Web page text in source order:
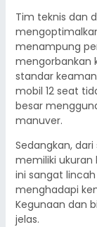
Tim teknis dan
menampung
mengorbankan
standar
mobil 12 seat
besar
manuver.
Sedangkan,
memiliki
ini sangat
menghadapi
Kegunaan dan
jelas.